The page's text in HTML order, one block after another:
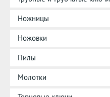
Ножницы
Ножовки
Пилы
Молотки